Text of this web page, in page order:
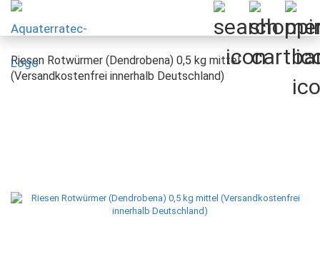
Riesen Rotwürmer (Dendrobena) 0,5 kg mittel
(Versandkostenfrei innerhalb Deutschland)